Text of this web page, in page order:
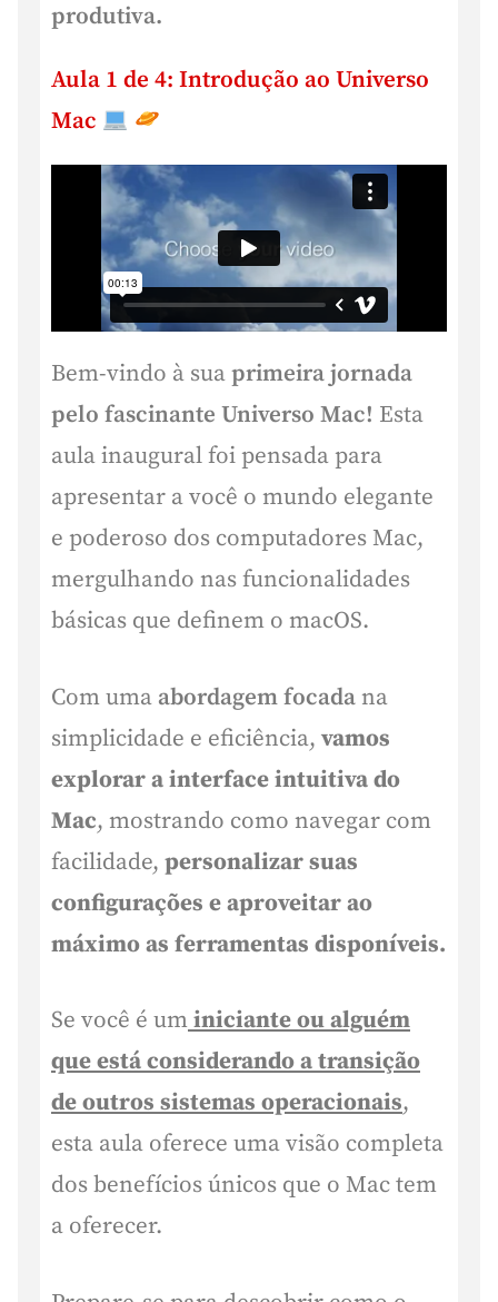
produtiva.
Aula 1 de 4: Introdução ao Universo
Mac
Bem-vindo à suaprimeira jornada
pelo fascinante Universo Mac! Esta
aula inaugural foi pensada para
apresentar a você o mundo elegante
e poderoso dos computadores Mac,
mergulhando nas funcionalidades
básicas que definem o macOS.
Com uma abordagem focadana
simplicidade e eficiência, vamos
explorar a interface intuitiva do
Mac, mostrando como navegar com
facilidade, personalizar suas
configurações e aproveitar ao
máximo as ferramentas disponíveis.
Se você é uminiciante ou alguém
que está considerando a transição
de outros sistemas operacionais,
esta aula oferece uma visão completa
dos benefícios únicos que o Mac tem
a oferecer.